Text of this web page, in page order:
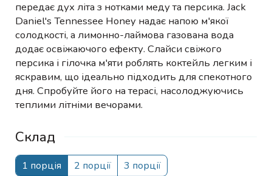
передає дух літа з нотками меду та персика. Jack
Daniel's Tennessee Honey надає напою м'якої
солодкості, а лимонно-лаймова газована вода
додає освіжаючого ефекту. Слайси свіжого
персика і гілочка м'яти роблять коктейль легким і
яскравим, що ідеально підходить для спекотного
дня. Спробуйте його на терасі, насолоджуючись
теплими літніми вечорами.
Склад
1 порція 2 порції 3 порції